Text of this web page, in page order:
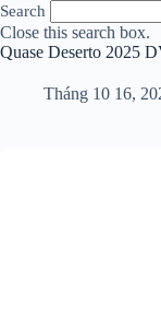
Search
Close this search box.
Quase Deserto 2025
Tháng 10 16,